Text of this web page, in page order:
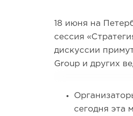
18 июня на
сессия
дискуссии
Group и других
сегодня эта